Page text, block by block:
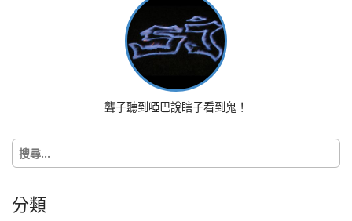
聾子聽到啞巴說瞎子看到鬼！
搜
尋
字:
分類